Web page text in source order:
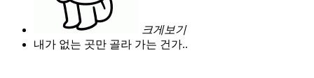
크게보기
내가 없는 곳만 골라 가는 건가..